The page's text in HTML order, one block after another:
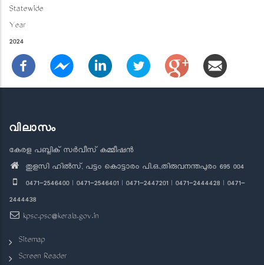
Statewide
Year
2024
വിലാസം
കേരള പബ്ലിക് സർവീസ് കമ്മീഷൻ
തുളസി ഹിൽസ്, പട്ടം കൊട്ടാരം പി.ഒ.,തിരുവനന്തപുരം 695 004
0471-2546400 | 0471-2546401 | 0471-2447201 | 0471-2444428 | 0471-
2444438
kpsc.psc@kerala.gov.in
Sitemap
Screen Reader